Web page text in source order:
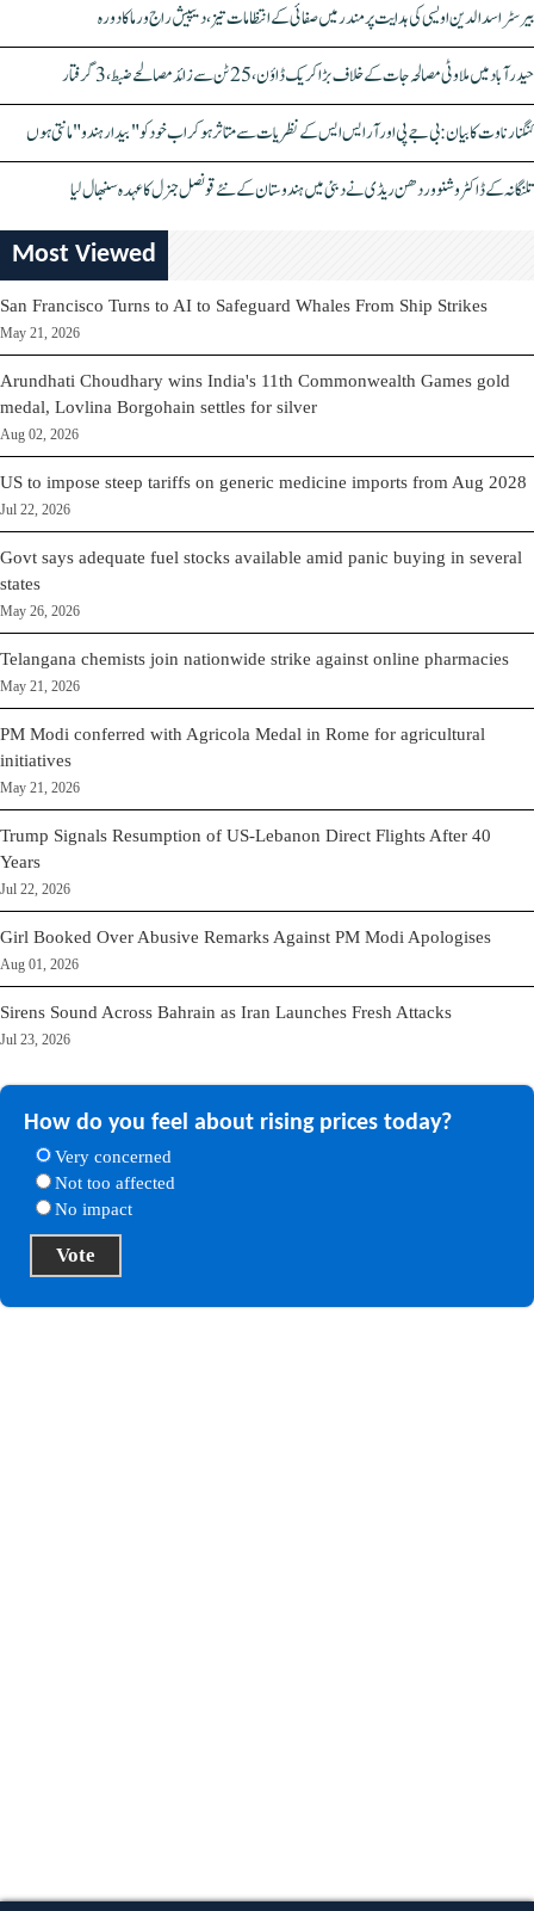
بیرسٹر اسدالدین اویسی کی ہدایت پر مندر میں صفائی کے انتظامات تیز، دیپیش راج ورما کا دورہ
حیدرآباد میں ملاوٹی مصالحہ جات کے خلاف بڑا کریک ڈاؤن، 25 ٹن سے زائد مصالحے ضبط، 3 گرفتار
کنگنا رناوت کا بیان: بی جے پی اور آر ایس ایس کے نظریات سے متاثر ہو کر اب خود کو "بیدار ہندو" مانتی ہوں
تلنگانہ کے ڈاکٹر وشنو وردھن ریڈی نے دبئی میں ہندوستان کے نئے قونصل جنرل کا عہدہ سنبھال لیا
Most Viewed
San Francisco Turns to AI to Safeguard Whales From Ship Strikes
May 21, 2026
Arundhati Choudhary wins India's 11th Commonwealth Games gold
medal, Lovlina Borgohain settles for silver
Aug 02, 2026
US to impose steep tariffs on generic medicine imports from Aug 2028
Jul 22, 2026
Govt says adequate fuel stocks available amid panic buying in several
states
May 26, 2026
Telangana chemists join nationwide strike against online pharmacies
May 21, 2026
PM Modi conferred with Agricola Medal in Rome for agricultural
initiatives
May 21, 2026
Trump Signals Resumption of US-Lebanon Direct Flights After 40
Years
Jul 22, 2026
Girl Booked Over Abusive Remarks Against PM Modi Apologises
Aug 01, 2026
Sirens Sound Across Bahrain as Iran Launches Fresh Attacks
Jul 23, 2026
How do you feel about rising prices today?
Very concerned
Not too affected
No impact